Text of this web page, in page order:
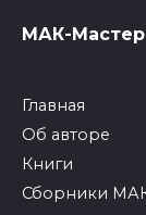
МАК-
Главная
Об авторе
Книги
Сборники